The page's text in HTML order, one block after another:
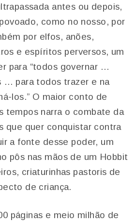
antes ou depois,
como no nosso, por
por elfos, anões,
e espíritos perversos, um
para “todos governar …
… para todos trazer e na
los.” O maior conto de
tempos narra o combate da
que quer conquistar contra
a fonte desse poder, um
pôs nas mãos de um Hobbit
criaturinhas pastoris de
de criança.
páginas e meio milhão de